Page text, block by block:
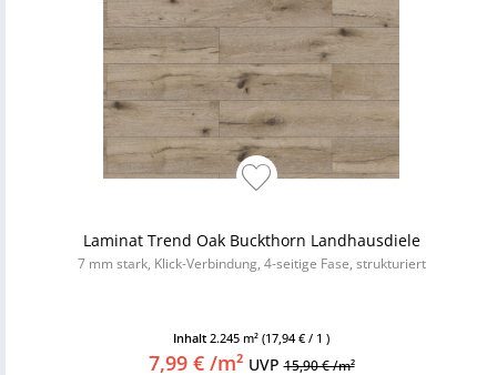
Laminat Trend Oak Buckthorn Landhausdiele
7 mm stark, Klick-Verbindung, 4-seitige Fase, strukturiert
Inhalt 2.245 m² (17,94 € / 1 )
7,99 € /m² UVP15,90 € /m²